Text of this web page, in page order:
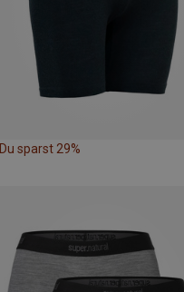
Du sparst 29%